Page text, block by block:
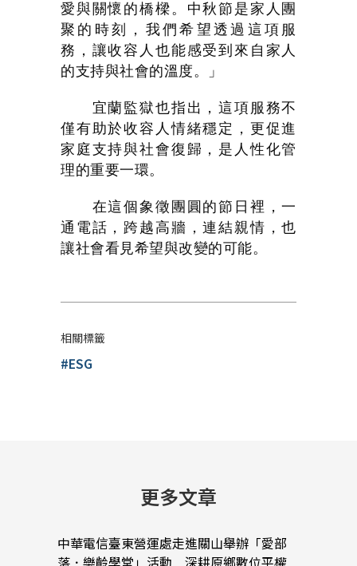
愛與關懷的橋樑。中秋節是家人團
聚的時刻，我們希望透過這項服
務，讓收容人也能感受到來自家人
的支持與社會的溫度。」
宜蘭監獄也指出，這項服務不
僅有助於收容人情緒穩定，更促進
家庭支持與社會復歸，是人性化管
理的重要一環。
在這個象徵團圓的節日裡，一
通電話，跨越高牆，連結親情，也
讓社會看見希望與改變的可能。
相關標籤
#ESG
更多文章
中華電信臺東營運處走進關山舉辦「愛部
落．樂齡學堂」活動 深耕原鄉數位平權